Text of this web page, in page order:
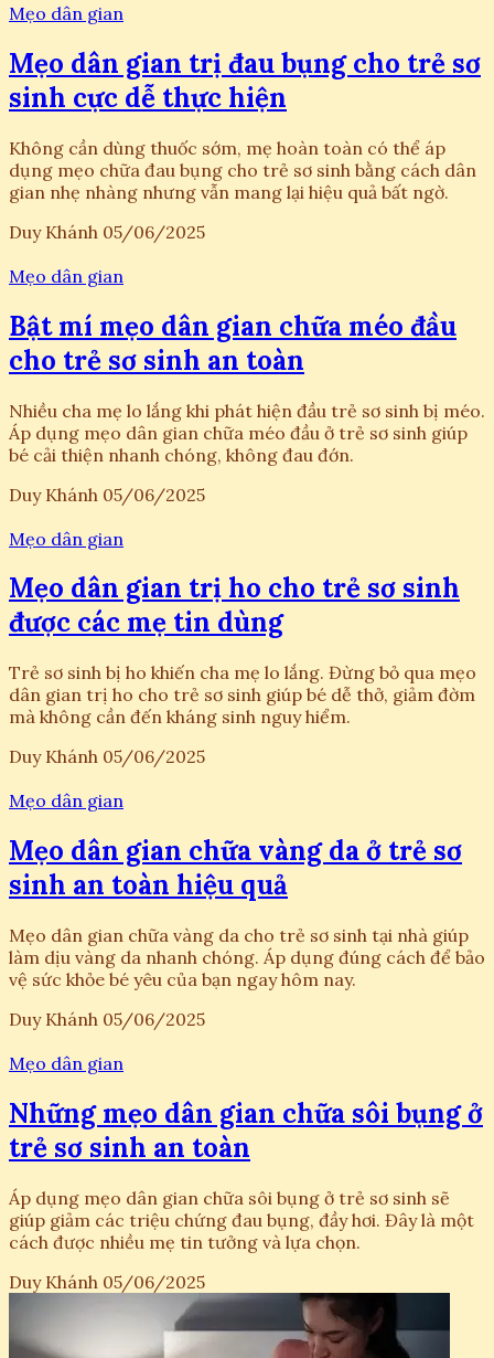
Mẹo dân gian
Mẹo dân gian trị đau bụng cho trẻ sơ
sinh cực dễ thực hiện
Không cần dùng thuốc sớm, mẹ hoàn toàn có thể áp
dụng mẹo chữa đau bụng cho trẻ sơ sinh bằng cách dân
gian nhẹ nhàng nhưng vẫn mang lại hiệu quả bất ngờ.
Duy Khánh 05/06/2025
Mẹo dân gian
Bật mí mẹo dân gian chữa méo đầu
cho trẻ sơ sinh an toàn
Nhiều cha mẹ lo lắng khi phát hiện đầu trẻ sơ sinh bị méo.
Áp dụng mẹo dân gian chữa méo đầu ở trẻ sơ sinh giúp
bé cải thiện nhanh chóng, không đau đớn.
Duy Khánh 05/06/2025
Mẹo dân gian
Mẹo dân gian trị ho cho trẻ sơ sinh
được các mẹ tin dùng
Trẻ sơ sinh bị ho khiến cha mẹ lo lắng. Đừng bỏ qua mẹo
dân gian trị ho cho trẻ sơ sinh giúp bé dễ thở, giảm đờm
mà không cần đến kháng sinh nguy hiểm.
Duy Khánh 05/06/2025
Mẹo dân gian
Mẹo dân gian chữa vàng da ở trẻ sơ
sinh an toàn hiệu quả
Mẹo dân gian chữa vàng da cho trẻ sơ sinh tại nhà giúp
làm dịu vàng da nhanh chóng. Áp dụng đúng cách để bảo
vệ sức khỏe bé yêu của bạn ngay hôm nay.
Duy Khánh 05/06/2025
Mẹo dân gian
Những mẹo dân gian chữa sôi bụng ở
trẻ sơ sinh an toàn
Áp dụng mẹo dân gian chữa sôi bụng ở trẻ sơ sinh sẽ
giúp giảm các triệu chứng đau bụng, đầy hơi. Đây là một
cách được nhiều mẹ tin tưởng và lựa chọn.
Duy Khánh 05/06/2025